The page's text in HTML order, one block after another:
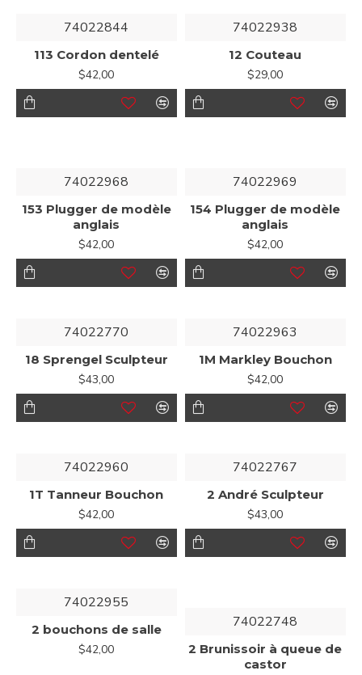
74022844
113 Cordon dentelé
$42,00
74022938
12 Couteau
$29,00
74022968
153 Plugger de modèle
anglais
$42,00
74022969
154 Plugger de modèle
anglais
$42,00
74022770
18 Sprengel Sculpteur
$43,00
74022963
1M Markley Bouchon
$42,00
74022960
1T Tanneur Bouchon
$42,00
74022767
2 André Sculpteur
$43,00
74022955
2 bouchons de salle
$42,00
74022748
2 Brunissoir à queue de
castor